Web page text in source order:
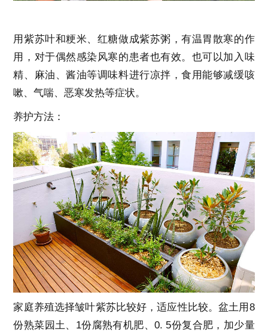
用紫苏叶和粳米、红糖做成紫苏粥，有温胃散寒的作
用，对于偶然感染风寒的患者也有效。也可以加入味
精、麻油、酱油等调味料进行凉拌，食用能够减缓咳
嗽、气喘、恶寒发热等症状。
养护方法：
家庭养殖选择皱叶紫苏比较好，适应性比较。盆土用8
份熟菜园土、1份腐熟有机肥、0. 5份复合肥，加少量